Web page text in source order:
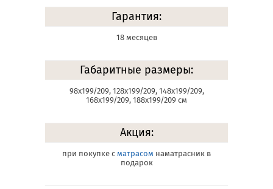
Гарантия:
18 месяцев
Габаритные размеры:
98х199/209, 128х199/209, 148х199/209,
168х199/209, 188х199/209 см
Акция:
при покупке с матрасом наматрасник в
подарок